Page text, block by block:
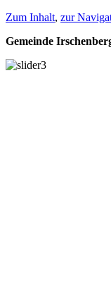
Zum Inhalt, zur
Gemeinde